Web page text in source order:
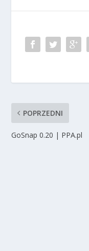
POPRZEDNI
GoSnap 0.20 | PPA.pl